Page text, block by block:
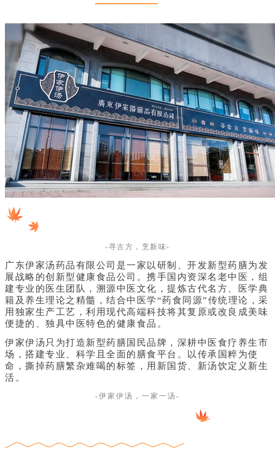
-寻古方，烹新味-
广东伊家汤药品有限公司是一家以研制、开发新型药膳为发
展战略的创新型健康食品公司。携手国内资深名老中医，组
建专业的医生团队，溯源中医文化，提炼古代名方、医学典
籍及养生理论之精髓，结合中医学“药食同源”传统理论，采
用独家生产工艺，利用现代高端科技将其复原或改良成美味
便捷的、独具中医特色的健康食品。
伊家伊汤只为打造新型药膳国民品牌，深耕中医食疗养生市
场，搭建专业、科学且全面的膳食平台。以传承国粹为使
命，撕掉药膳繁杂难喝的标签，用新国货、新汤饮定义新生
活。
-伊家伊汤，一家一汤-